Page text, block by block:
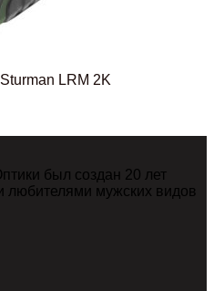
LRM 2K
был создан 20 лет
любителями мужских видов